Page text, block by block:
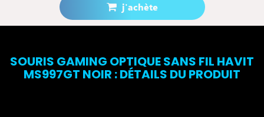
j'achète
Prévenez-moi lorsque le produit est disponible
SOURIS GAMING OPTIQUE SANS FIL HAVIT
MS997GT NOIR : DÉTAILS DU PRODUIT